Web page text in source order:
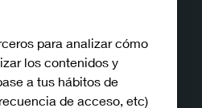
para analizar cómo
los contenidos y
a tus hábitos de
de acceso, etc)